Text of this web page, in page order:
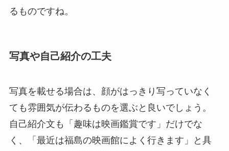
るものですね。
写真や自己紹介の工夫
写真を載せる場合は、顔がはっきり写っていなく
ても雰囲気が伝わるものを選ぶと良いでしょう。
自己紹介文も「趣味は映画鑑賞です」だけでな
く、「最近は福島の映画館によく行きます」と具